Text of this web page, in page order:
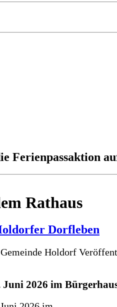
Ferienpassaktion
Rathaus
Dorfleben
Holdorf
2026 im